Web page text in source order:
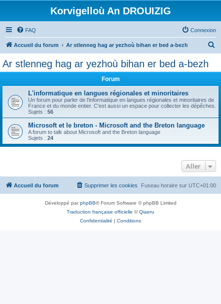
Korvigelloù An DROUIZIG
FAQ Connexion
Accueil du forum Ar stlenneg hag ar yezhoù bihan er bed a-bezh
Ar stlenneg hag ar yezhoù bihan er bed a-bezh
Forum
L'informatique en langues régionales et minoritaires
Un forum pour parler de l'informatique en langues régionales et minoritaires de
France et du monde entier. C'est aussi un espace pour collecter les dépêches.
Sujets : 56
Microsoft et le breton - Microsoft and the Breton language
A forum to talk about Microsoft and the Breton language
Sujets : 24
Aller
Accueil du forum Fuseau horaire sur UTC+01:00
Supprimer les cookies
Développé parphpBB® Forum Software © phpBB Limited
Traduction française officielle ©Qiaeru
Confidentialité | Conditions